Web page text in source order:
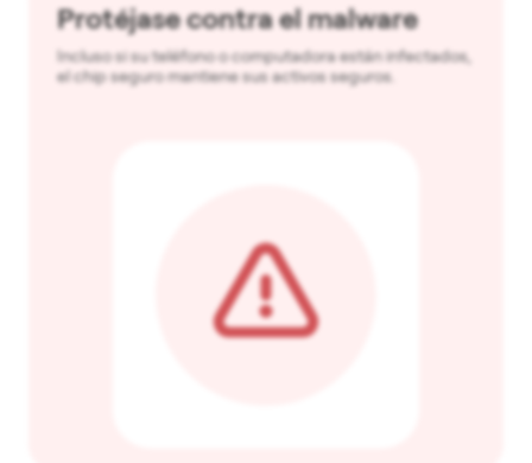
Protéjase contra el malware
Incluso si su teléfono o computadora están infectados,
el chip seguro mantiene sus activos seguros.